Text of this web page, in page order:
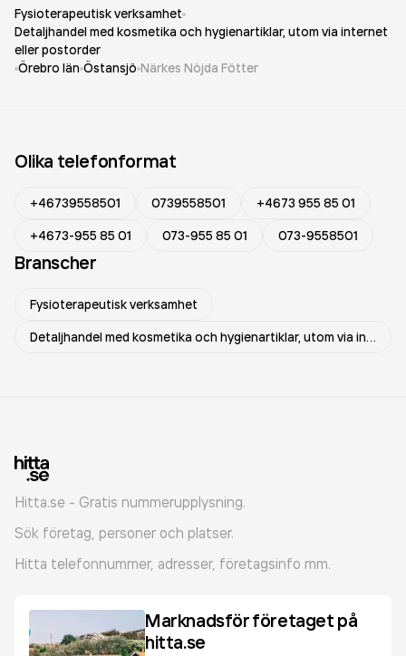
Fysioterapeutisk verksamhet
Detaljhandel med kosmetika och hygienartiklar, utom via internet
eller postorder
Örebro län Östansjö Närkes Nöjda Fötter
Olika telefonformat
+46739558501 0739558501
+4673 955 85 01
+4673-955 85 01
073-955 85 01 073-9558501
Branscher
Fysioterapeutisk verksamhet
Detaljhandel med kosmetika och hygienartiklar, utom via internet eller postorder
Hitta.se - Gratis nummerupplysning.
Sök företag, personer och platser.
Hitta telefonnummer, adresser, företagsinfo mm.
Marknadsför företaget på
hitta.se